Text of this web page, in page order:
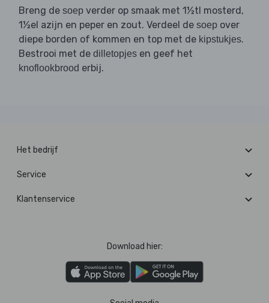
Breng de soep verder op smaak met 1½tl mosterd,
1½el azijn en peper en zout. Verdeel de soep over
diepe borden of kommen en top met de kipstukjes.
Bestrooi met de dilletopjes en geef het
knoflookbrood erbij.
Het bedrijf
Service
Klantenservice
Download hier: